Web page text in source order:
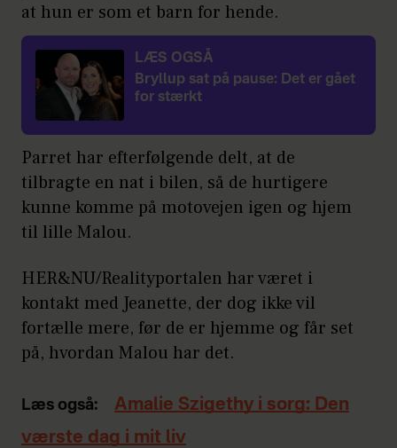
at hun er som et barn for hende.
LÆS OGSÅ
Bryllup sat på pause: Det er gået
for stærkt
Parret har efterfølgende delt, at de
tilbragte en nat i bilen, så de hurtigere
kunne komme på motovejen igen og hjem
til lille Malou.
HER&NU/Realityportalen har været i
kontakt med Jeanette, der dog ikke vil
fortælle mere, før de er hjemme og får set
på, hvordan Malou har det.
Læs også:
Amalie Szigethy i sorg: Den
værste dag i mit liv